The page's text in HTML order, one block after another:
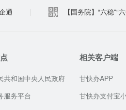
通 【国务院】“六稳”“
共和国中央人民政府
服务平台
相关客户端
甘快办APP
甘快办支付宝